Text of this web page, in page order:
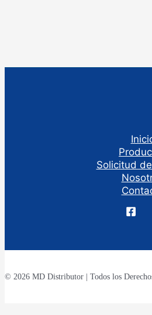
Solicitud
© 2026 MD Distributor | Todos los